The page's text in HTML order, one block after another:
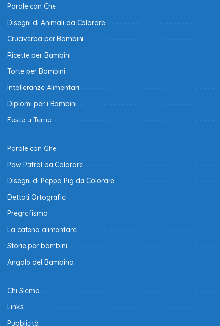
Parole con Che
Disegni di Animali da Colorare
Cruciverba per Bambini
Ricette per Bambini
Torte per Bambini
Intolleranze Alimentari
Diplomi per i Bambini
Feste a Tema
Parole con Ghe
Paw Patrol da Colorare
Disegni di Peppa Pig da Colorare
Dettati Ortografici
Pregrafismo
La catena alimentare
Storie per bambini
Angolo del Bambino
Chi Siamo
Links
Pubblicità